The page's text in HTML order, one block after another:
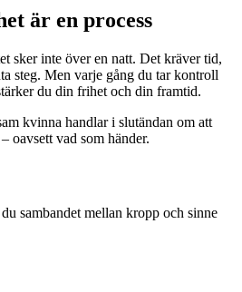
är en process
sker inte över en natt. Det kräver tid,
steg. Men varje gång du tar kontroll
du din frihet och din framtid.
kvinna handlar i slutändan om att
oavsett vad som händer.
sambandet mellan kropp och sinne